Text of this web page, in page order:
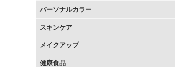
お友達紹介サービス
チェックで選ぶ
Make Look
ル
パーソナルカラー
スキンケア
メイクアップ
健康食品